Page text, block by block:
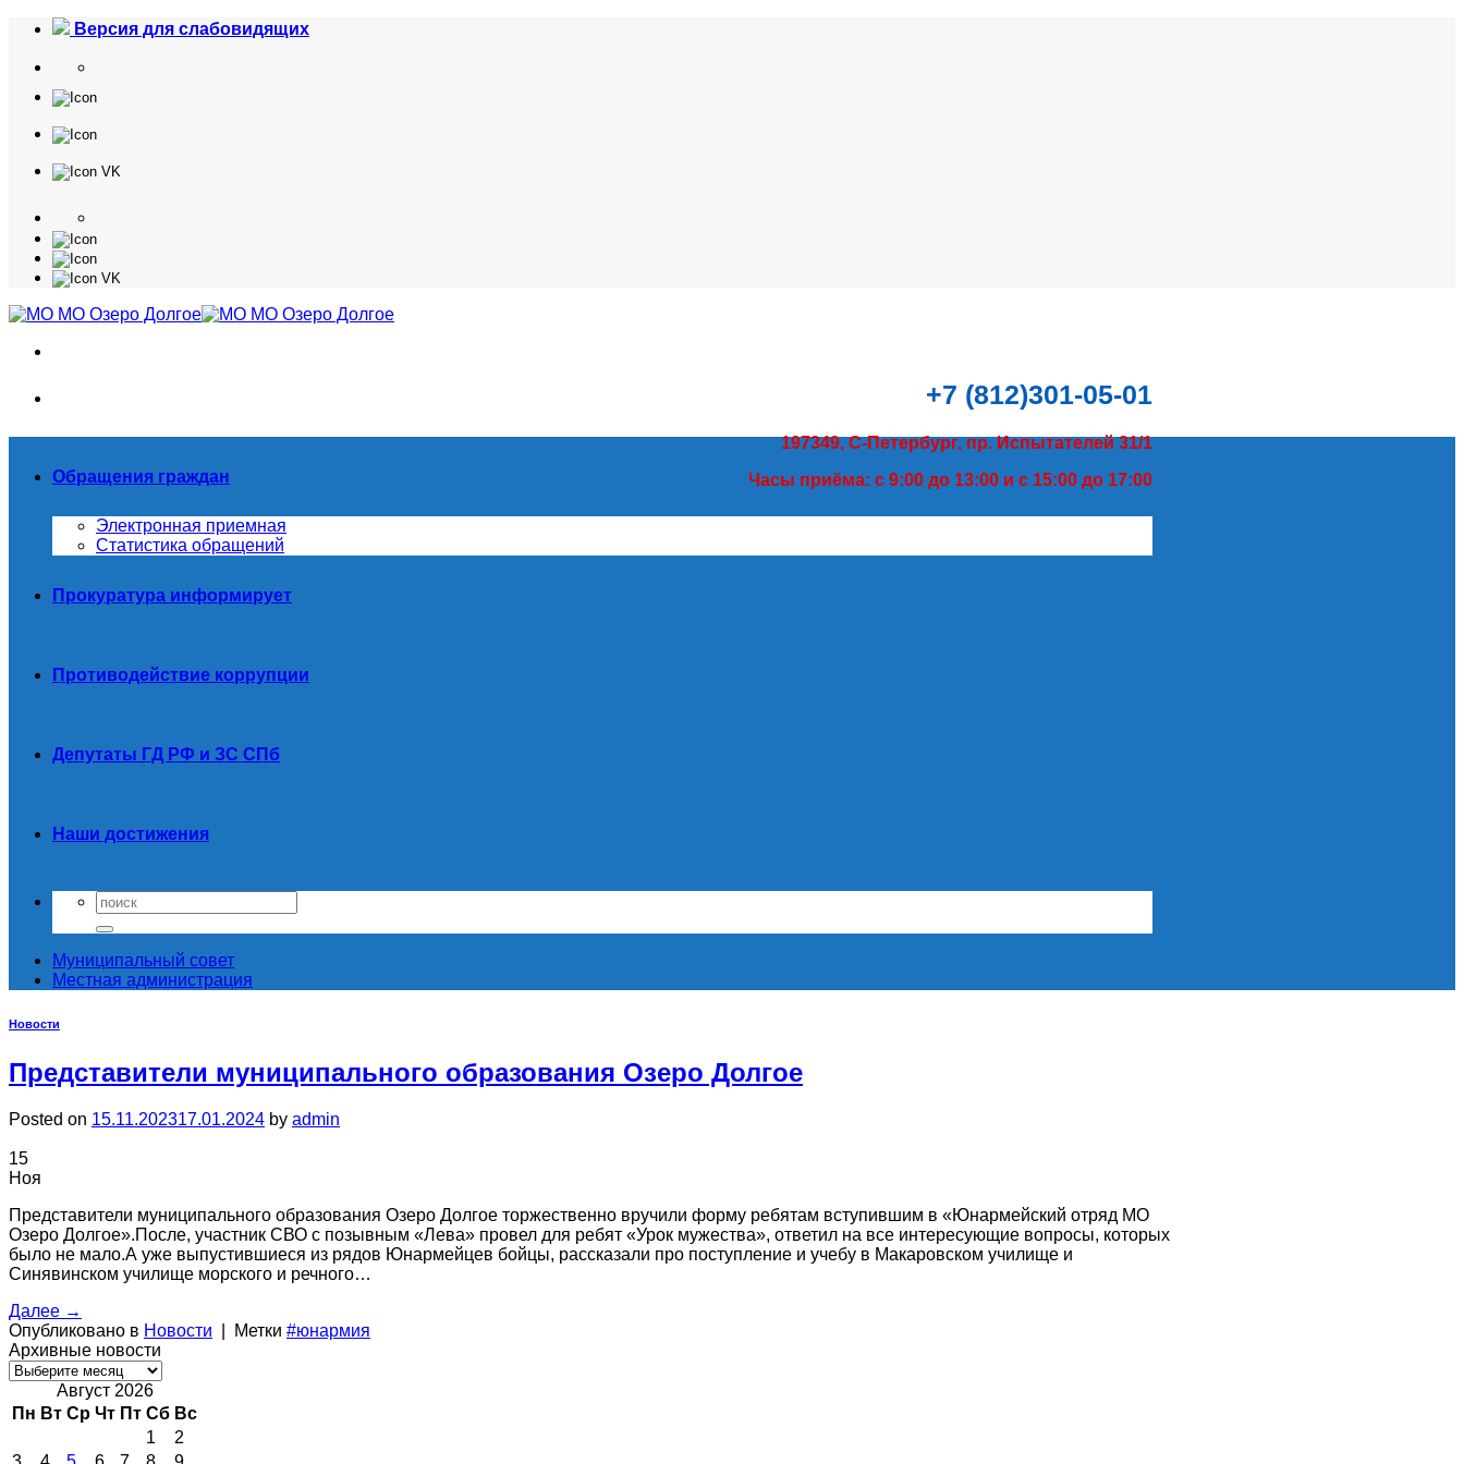
Skip
content
Версия для слабовидящих
+7 (812)301-05-01
197349, С-Петербург, пр. Испытателей 31/1
Часы приёма: с 9:00 до 13:00 и с 15:00 до 17:00
Обращения граждан
Электронная приемная
Статистика обращений
Прокуратура информирует
Противодействие коррупции
Депутаты ГД РФ и ЗС СПб
Наши достижения
Муниципальный совет
Местная администрация
Новости
Представители муниципального образования Озеро Долгое
Posted on 15.11.202317.01.2024 by admin
15
Ноя
Представители муниципального образования Озеро Долгое торжественно вручили форму ребятам вступившим в «Юнармейский отряд МО
Озеро Долгое».После, участник СВО с позывным «Лева» провел для ребят «Урок мужества», ответил на все интересующие вопросы, которых
было не мало.А уже выпустившиеся из рядов Юнармейцев бойцы, рассказали про поступление и учебу в Макаровском училище и
Синявинском училище морского и речного…
Далее →
Опубликовано в Новости Метки #юнармия
Архивные новости
Архивные
новостиАвгуст 2026
Пн Вт Ср Чт Пт Сб Вс
1
2